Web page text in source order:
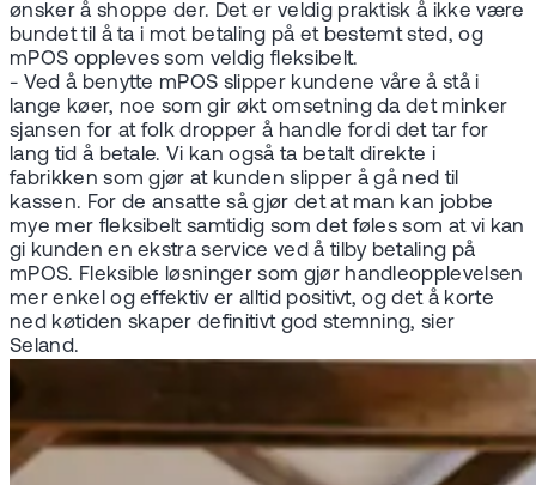
ønsker å shoppe der. Det er veldig praktisk å ikke være
bundet til å ta i mot betaling på et bestemt sted, og
mPOS oppleves som veldig fleksibelt.
- Ved å benytte mPOS slipper kundene våre å stå i
lange køer, noe som gir økt omsetning da det minker
sjansen for at folk dropper å handle fordi det tar for
lang tid å betale. Vi kan også ta betalt direkte i
fabrikken som gjør at kunden slipper å gå ned til
kassen. For de ansatte så gjør det at man kan jobbe
mye mer fleksibelt samtidig som det føles som at vi kan
gi kunden en ekstra service ved å tilby betaling på
mPOS. Fleksible løsninger som gjør handleopplevelsen
mer enkel og effektiv er alltid positivt, og det å korte
ned køtiden skaper definitivt god stemning, sier
Seland.